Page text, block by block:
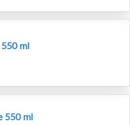
ml
550 ml